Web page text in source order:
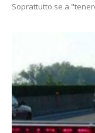
Soprattutto se a